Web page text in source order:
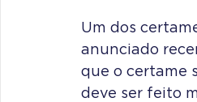
Um dos
anunciado
que o certame
deve ser feito